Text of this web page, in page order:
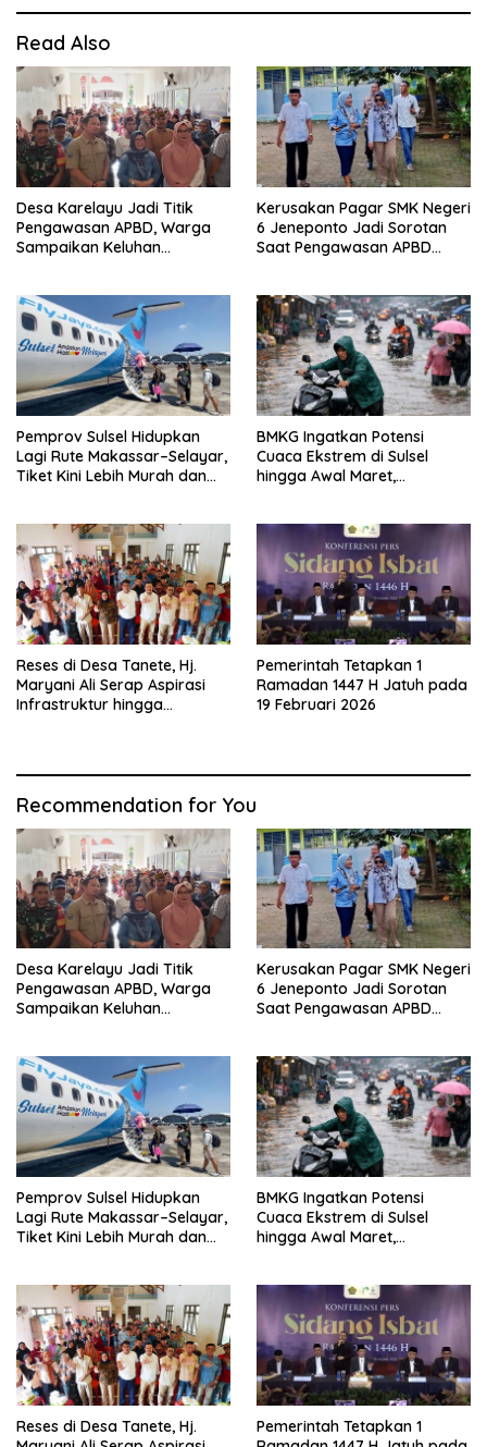
Read Also
Desa Karelayu Jadi Titik
Pengawasan APBD, Warga
Sampaikan Keluhan
Kerusakan Pagar SMK Negeri
6 Jeneponto Jadi Sorotan
Saat Pengawasan APBD
Pemprov Sulsel Hidupkan
Lagi Rute Makassar–Selayar,
Tiket Kini Lebih Murah dan
BMKG Ingatkan Potensi
Cuaca Ekstrem di Sulsel
hingga Awal Maret,
Reses di Desa Tanete, Hj.
Maryani Ali Serap Aspirasi
Infrastruktur hingga
Pemerintah Tetapkan 1
Ramadan 1447 H Jatuh pada
19 Februari 2026
Recommendation for You
Desa Karelayu Jadi Titik
Pengawasan APBD, Warga
Sampaikan Keluhan
Kerusakan Pagar SMK Negeri
6 Jeneponto Jadi Sorotan
Saat Pengawasan APBD
Pemprov Sulsel Hidupkan
Lagi Rute Makassar–Selayar,
Tiket Kini Lebih Murah dan
BMKG Ingatkan Potensi
Cuaca Ekstrem di Sulsel
hingga Awal Maret,
Reses di Desa Tanete, Hj.
Pemerintah Tetapkan 1